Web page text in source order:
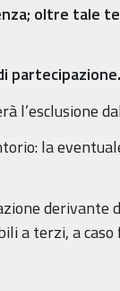
oltre tale
partecipazione.
l’esclusione
la
derivante
a terzi, a